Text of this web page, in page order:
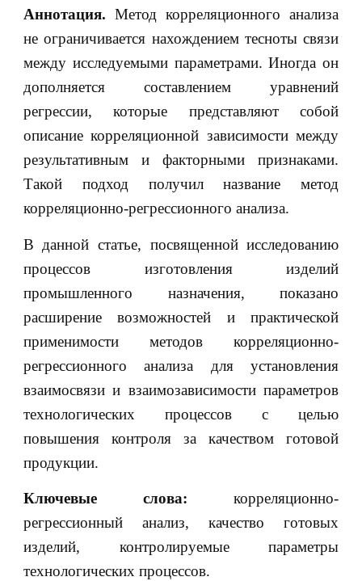
Аннотация. Метод корреляционного анализа
не ограничивается нахождением тесноты связи
между исследуемыми параметрами. Иногда он
дополняется составлением уравнений
регрессии, которые представляют собой
описание корреляционной зависимости между
результативным и факторными признаками.
Такой подход получил название метод
корреляционно-регрессионного анализа.
В данной статье, посвященной исследованию
процессов изготовления изделий
промышленного назначения, показано
расширение возможностей и практической
применимости методов корреляционно-
регрессионного анализа для установления
взаимосвязи и взаимозависимости параметров
технологических процессов с целью
повышения контроля за качеством готовой
продукции.
Ключевые слова: корреляционно-
регрессионный анализ, качество готовых
изделий, контролируемые параметры
технологических процессов.